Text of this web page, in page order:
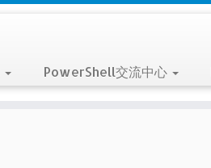
PowerShell交流中心